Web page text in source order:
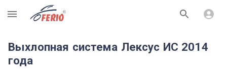
R
Выхлопная система Лексус ИС 2014
года